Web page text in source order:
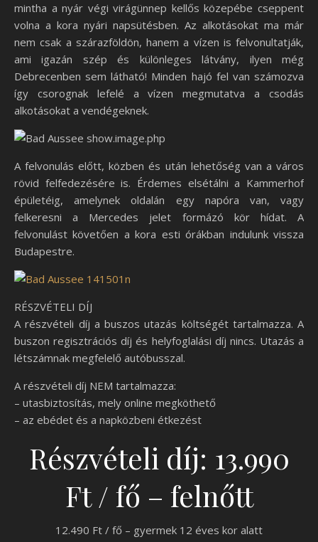
mintha a nyár végi virágünnep kellős közepébe cseppent
volna a kora nyári napsütésben. Az alkotásokat ma már
nem csak a szárazföldön, hanem a vízen is felvonultatják,
ami igazán szép és különleges látvány, ilyen még
Debrecenben sem látható! Minden hajó fel van számozva
így csorognak lefelé a vízen megmutatva a csodás
alkotásokat a vendégeknek.
A felvonulás előtt, közben és után lehetőség van a város
rövid felfedezésére is. Érdemes elsétálni a Kammerhof
épületéig, amelynek oldalán egy napóra van, vagy
felkeresni a Mercedes jelet formázó kör hídat. A
felvonulást követően a kora esti órákban indulunk vissza
Budapestre.
RÉSZVÉTELI DÍJ
A részvételi díj a buszos utazás költségét tartalmazza. A
buszon regisztrációs díj és helyfoglalási díj nincs. Utazás a
létszámnak megfelelő autóbusszal.
A részvételi díj NEM tartalmazza:
– utasbiztosítás, mely online megköthető
– az ebédet és a napközbeni étkezést
Részvételi díj: 13.990
Ft / fő – felnőtt
12.490 Ft / fő – gyermek 12 éves kor alatt